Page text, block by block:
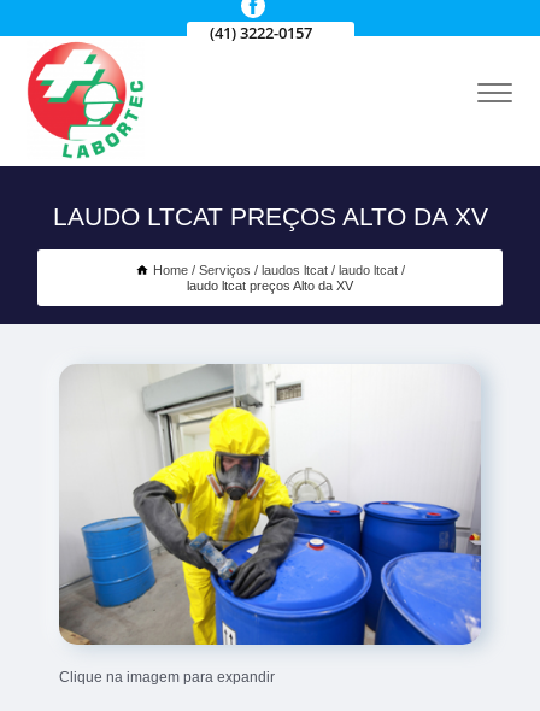
(41) 3222-0157
LAUDO LTCAT PREÇOS ALTO DA XV
Home Serviços laudos ltcat
laudo ltcat
laudo ltcat preços Alto da XV
Clique na imagem para expandir